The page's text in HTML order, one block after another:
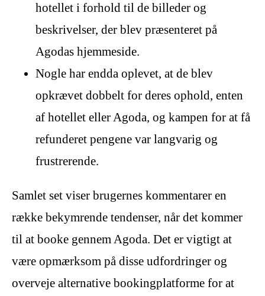
hotellet i forhold til de billeder og
beskrivelser, der blev præsenteret på
Agodas hjemmeside.
Nogle har endda oplevet, at de blev
opkrævet dobbelt for deres ophold, enten
af hotellet eller Agoda, og kampen for at få
refunderet pengene var langvarig og
frustrerende.
Samlet set viser brugernes kommentarer en
række bekymrende tendenser, når det kommer
til at booke gennem Agoda. Det er vigtigt at
være opmærksom på disse udfordringer og
overveje alternative bookingplatforme for at